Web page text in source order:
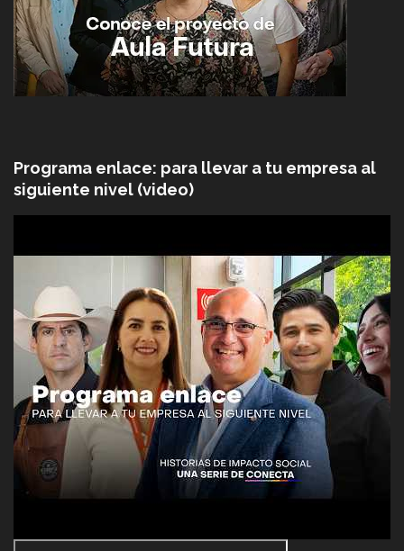
Programa enlace: para llevar a tu empresa al
siguiente nivel (video)